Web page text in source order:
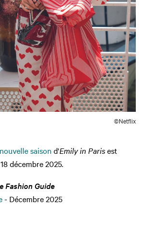
©Netflix
nouvelle saison d'Emily in Parisest
décembre 2025.
Fashion Guide
- Décembre 2025